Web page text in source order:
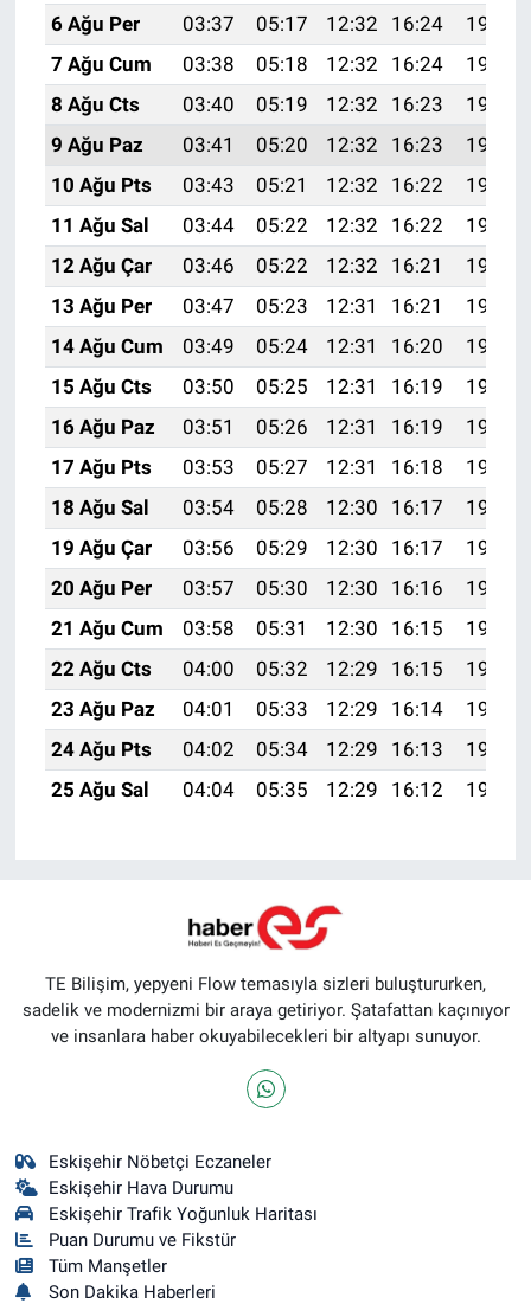
6 Ağu Per
03:37 05:17 12:32 16:24
19:38
7 Ağu Cum
03:38 05:18 12:32 16:24
19:37
8 Ağu Cts
03:40 05:19 12:32 16:23
19:36
9 Ağu Paz
03:41 05:20 12:32 16:23
19:34
10 Ağu Pts
03:43 05:21 12:32 16:22
19:33
11 Ağu Sal
03:44 05:22 12:32 16:22
19:32
12 Ağu Çar
03:46 05:22 12:32 16:21
19:31
13 Ağu Per
03:47 05:23 12:31 16:21
19:29
14 Ağu Cum
03:49 05:24 12:31 16:20
19:28
15 Ağu Cts
03:50 05:25 12:31 16:19
19:27
16 Ağu Paz
03:51 05:26 12:31 16:19
19:25
17 Ağu Pts
03:53 05:27 12:31 16:18
19:24
18 Ağu Sal
03:54 05:28 12:30 16:17
19:23
19 Ağu Çar
03:56 05:29 12:30 16:17
19:21
20 Ağu Per
03:57 05:30 12:30 16:16
19:20
21 Ağu Cum
03:58 05:31 12:30 16:15
19:18
22 Ağu Cts
04:00 05:32 12:29 16:15
19:17
23 Ağu Paz
04:01 05:33 12:29 16:14
19:15
24 Ağu Pts
04:02 05:34 12:29 16:13
19:14
25 Ağu Sal
04:04 05:35 12:29 16:12 19:12
TE Bilişim, yepyeni Flow temasıyla sizleri buluştururken,
sadelik ve modernizmi bir araya getiriyor. Şatafattan kaçınıyor
ve insanlara haber okuyabilecekleri bir altyapı sunuyor.
Eskişehir Nöbetçi Eczaneler
Eskişehir Hava Durumu
Eskişehir Trafik Yoğunluk Haritası
Puan Durumu ve Fikstür
Tüm Manşetler
Son Dakika Haberleri